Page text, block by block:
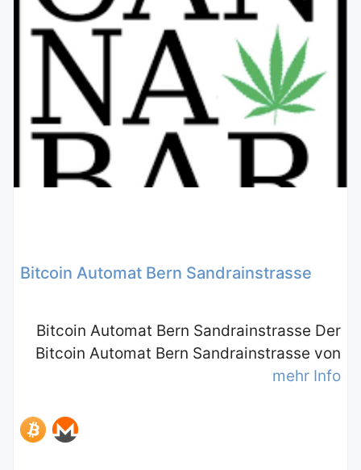
Bitcoin Automat Bern Sandrainstrasse
Bitcoin Automat Bern Sandrainstrasse Der
Bitcoin Automat Bern Sandrainstrasse von
mehr Info